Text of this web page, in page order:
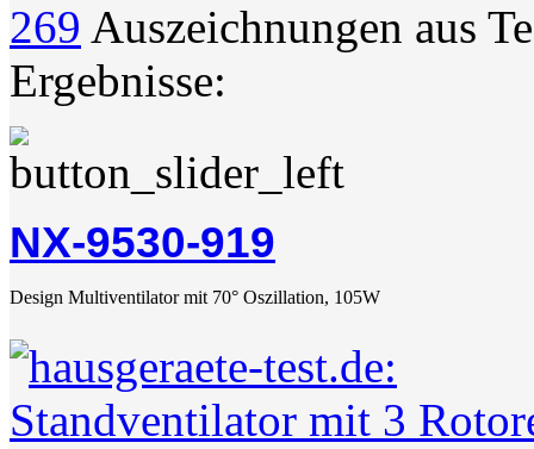
269 Auszeichnungen aus
Ergebnisse:
NX-9530-919
Design Multiventilator mit 70° Oszillation, 105W